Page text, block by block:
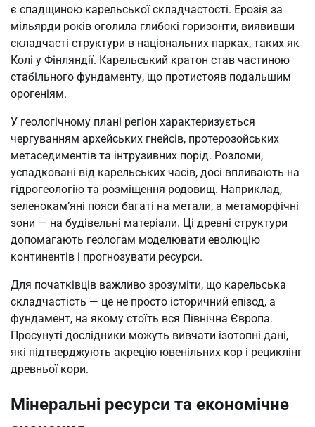
є спадщиною карельської складчастості. Ерозія за
мільярди років оголила глибокі горизонти, виявивши
складчасті структури в національних парках, таких як
Колі у Фінляндії. Карельський кратон став частиною
стабільного фундаменту, що протистояв подальшим
орогеніям.
У геологічному плані регіон характеризується
чергуванням архейських гнейсів, протерозойських
метаседиментів та інтрузивних порід. Розломи,
успадковані від карельських часів, досі впливають на
гідрогеологію та розміщення родовищ. Наприклад,
зеленокам’яні пояси багаті на метали, а метаморфічні
зони — на будівельні матеріали. Ці древні структури
допомагають геологам моделювати еволюцію
континентів і прогнозувати ресурси.
Для початківців важливо зрозуміти, що карельська
складчастість — це не просто історичний епізод, а
фундамент, на якому стоїть вся Північна Європа.
Просунуті дослідники можуть вивчати ізотопні дані,
які підтверджують акрецію ювенільних кор і рециклінг
древньої кори.
Мінеральні ресурси та економічне